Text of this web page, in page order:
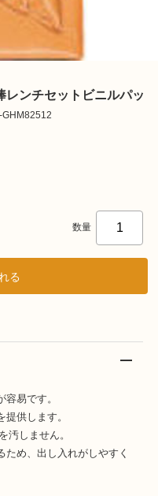
ンチセットビニルパッ
GHM82512
数量
易です。
供します。
汚しません。
め、出し入れがしやすく